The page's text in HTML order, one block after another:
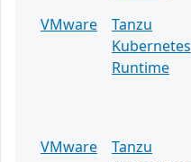
VMware
Tanzu
Kubernetes
Runtime
VMware
Tanzu